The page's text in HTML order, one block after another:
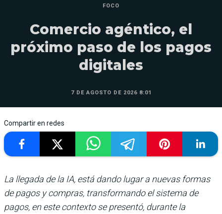
FOCO
Comercio agéntico, el
próximo paso de los pagos
digitales
7 DE AGOSTO DE 2026 8:01
Compartir en redes
La llegada de la IA, está dando lugar a nuevas formas
de pagos y compras, transformando el sistema de
pagos, en este contexto se presentó, durante la